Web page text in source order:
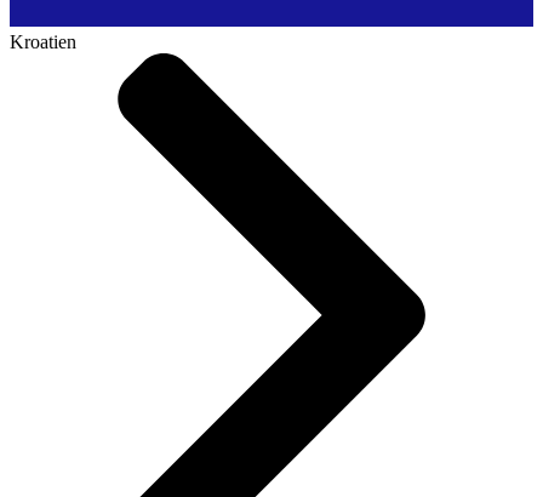
Kroatien